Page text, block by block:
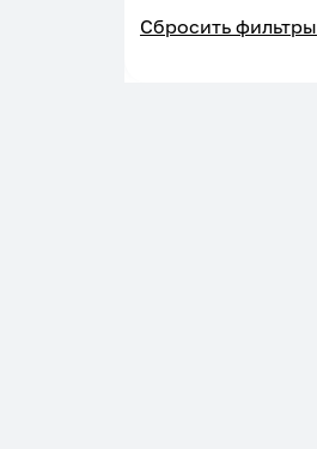
кормления
Сбросить фильтры